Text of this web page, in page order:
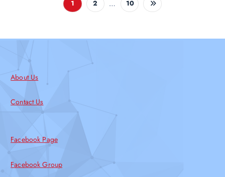
1 2 … 10
About Us
Contact Us
Facebook Page
Facebook Group